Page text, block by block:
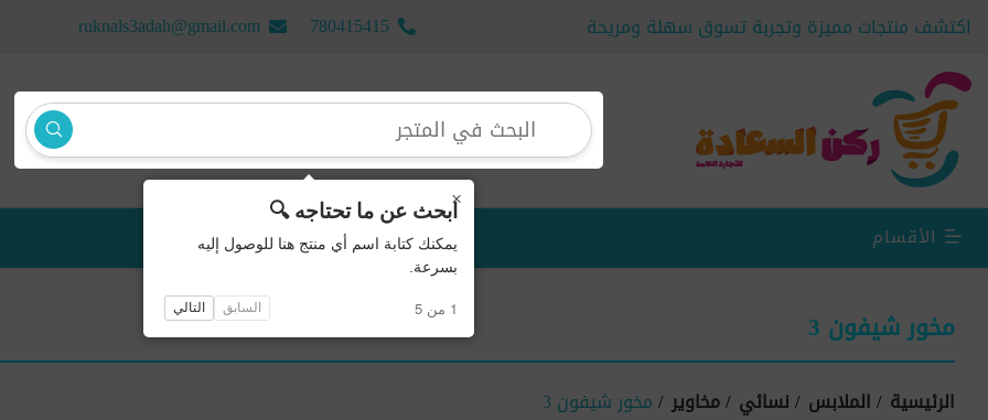
اكتشف منتجات مميزة وتجربة تسوق سهلة ومريحة 780415415
ruknals3adah@gmail.com
الأقسام منتجات جديدة
مخور شيفون 3
الرئيسية /الملابس /نسائي /مخاوير /مخور شيفون 3
×ابحث عن ما تحتاجه 🔍
يمكنك كتابة اسم أي منتج هنا للوصول إليه
بسرعة.
1 من 5 السابق التالي